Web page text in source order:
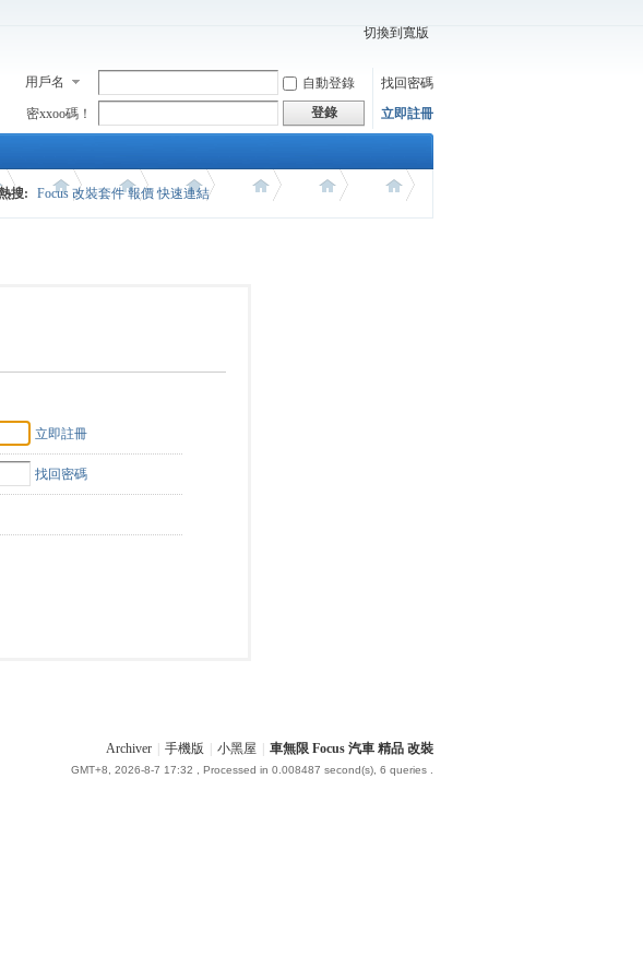
切換到寬版
用戶名 自動登錄
找回密碼
密xxoo碼！
登錄 立即註冊
搜: Focus 改裝套件 報價 快速連結
立即註冊
找回密碼
Archiver 手機版 小黑屋 車無限 Focus 汽車 精品 改裝
GMT+8, 2026-8-7 17:32 , Processed in 0.008487 second(s), 6 queries .